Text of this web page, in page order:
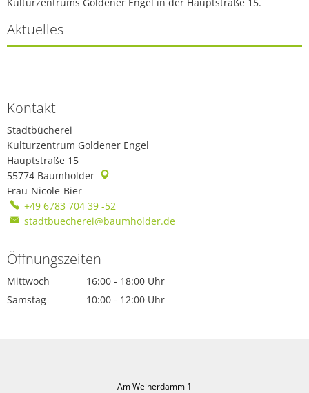
Aktuelles
Kontakt
Stadtbücherei
Kulturzentrum Goldener Engel
Hauptstraße 15
55774 Baumholder
Frau Nicole Bier
+49 6783 704 39 -52
stadtbuecherei@baumholder.de
Öffnungszeiten
Mittwoch 16:00 - 18:00 Uhr
Von 16:00 bis 18:00 Uhr
Samstag 10:00 - 12:00 Uhr
Am Weiherdamm 1